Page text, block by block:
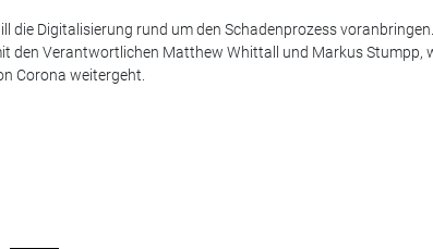
die Digitalisierung rund um den Schadenprozess voranbringen.
den Verantwortlichen Matthew Whittall und Markus Stumpp,
Corona weitergeht.